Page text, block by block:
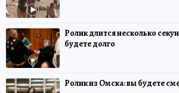
Ролик длится несколько
будете долго
Ролик из Омска: вы будете